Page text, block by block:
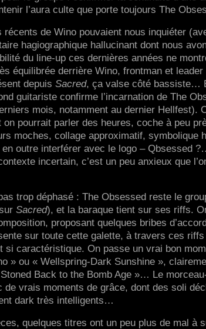
l’aura culte que porte toujours The
de Wino pouvaient nous inquiéter
hagiographique hallucinant dont nous
du line-up ces dernières années ne
équilibrée derrière Wino, frontman et
depuis Sacred, ça valse côté bassiste…
guitariste confirme l’incarnation de The
mois, notamment au dernier Hellfest).
on pourrait parler des heures, coche à peu
moches, collage approximatif, symbolique
outre interférer avec le logo – Qbsessed
incertain, c’est un peu anxieux que
trop déphasé : The Obsessed reste le
Sacred), et la baraque tient sur ses riffs.
proposant quelques bribes
sur toute cette galette, à travers ces
si caractéristique. On passe un vrai bon
» ou « Wellspring-Dark Sunshine »,
Back to the Bomb Age »… Le
vrais moments de grâce, dont des soli
dark très intelligents…
quelques titres ont un peu plus de mal à